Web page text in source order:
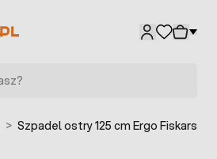
> Szpadel ostry 125 cm Ergo Fiskars